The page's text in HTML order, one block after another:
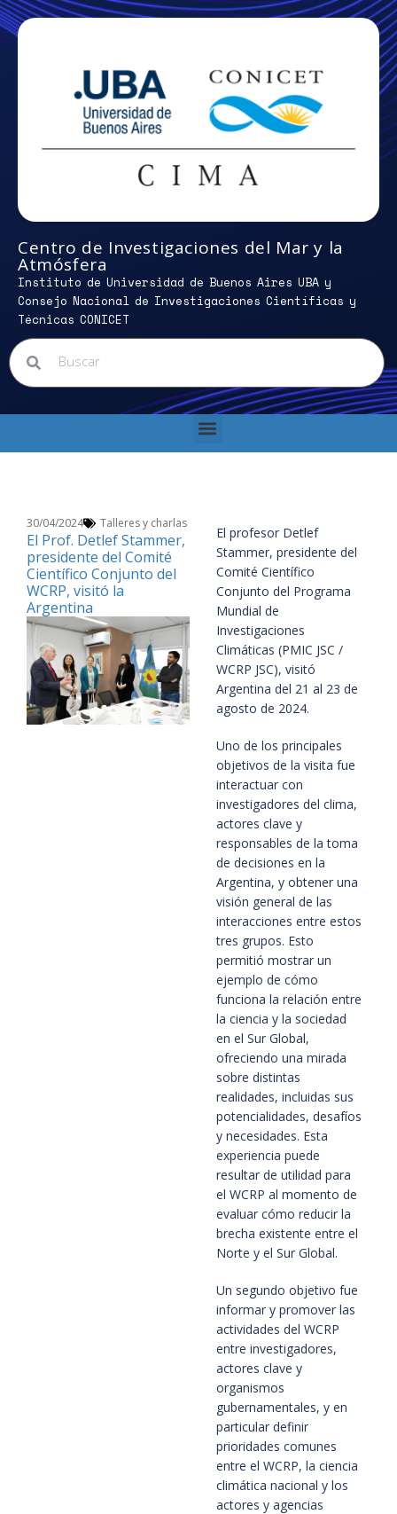
Centro de Investigaciones del Mar y la
Atmósfera
Instituto de Universidad de Buenos Aires UBA y
Consejo Nacional de Investigaciones Científicas y
Técnicas CONICET
30/04/2024 Talleres y charlas
El Prof. Detlef Stammer,
presidente del Comité
Científico Conjunto del
WCRP, visitó la
Argentina
El profesor Detlef
Stammer, presidente del
Comité Científico
Conjunto del Programa
Mundial de
Investigaciones
Climáticas (PMIC JSC /
WCRP JSC), visitó
Argentina del 21 al 23 de
agosto de 2024.
Uno de los principales
objetivos de la visita fue
interactuar con
investigadores del clima,
actores clave y
responsables de la toma
de decisiones en la
Argentina, y obtener una
visión general de las
interacciones entre estos
tres grupos. Esto
permitió mostrar un
ejemplo de cómo
funciona la relación entre
la ciencia y la sociedad
en el Sur Global,
ofreciendo una mirada
sobre distintas
realidades, incluidas sus
potencialidades, desafíos
y necesidades. Esta
experiencia puede
resultar de utilidad para
el WCRP al momento de
evaluar cómo reducir la
brecha existente entre el
Norte y el Sur Global.
Un segundo objetivo fue
informar y promover las
actividades del WCRP
entre investigadores,
actores clave y
organismos
gubernamentales, y en
particular definir
prioridades comunes
entre el WCRP, la ciencia
climática nacional y los
actores y agencias